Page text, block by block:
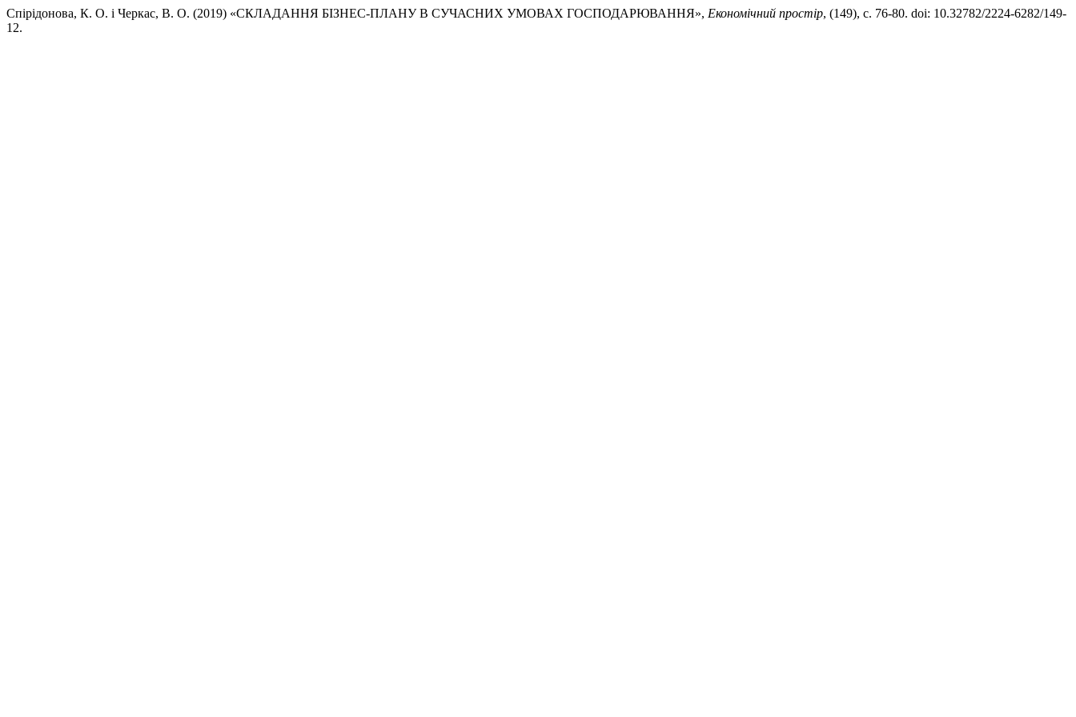
Спірідонова, К. О. і Черкас, В. О. (2019) «СКЛАДАННЯ БІЗНЕС-ПЛАНУ В СУЧАСНИХ УМОВАХ ГОСПОДАРЮВАННЯ», Економічний простір, (149), с. 76-80. doi: 10.32782/2224-6282/149-
12.